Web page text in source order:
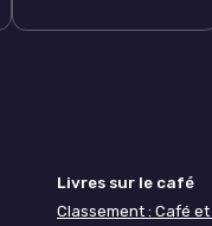
Livres sur le café
Classement : Café